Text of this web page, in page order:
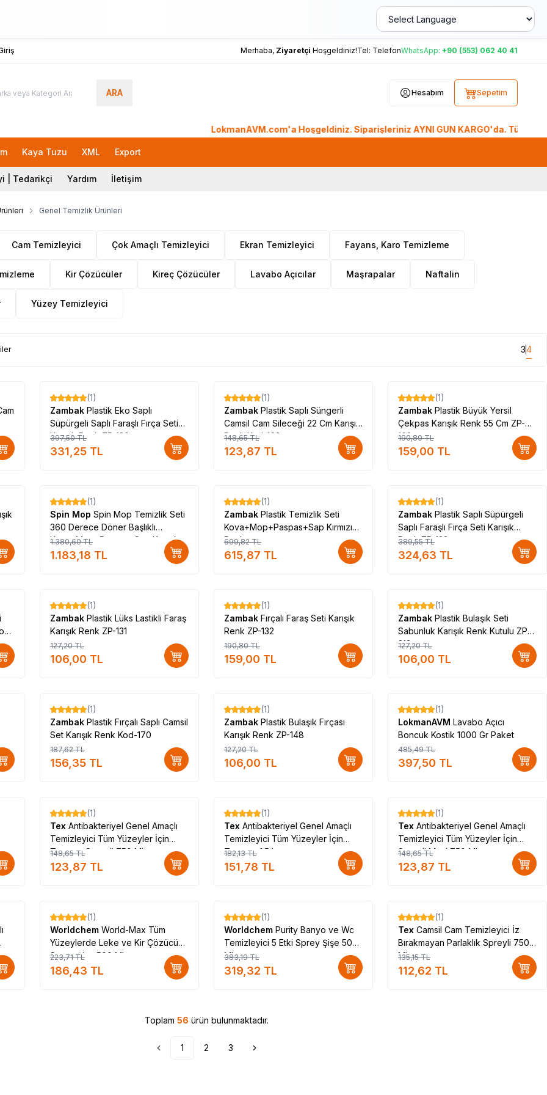
Merhaba, Ziyaretçi Hoşgeldiniz!Tel: TelefonWhatsApp: +90 (553) 062 40 41
ARA Hesabım Sepetim
LokmanAVM.com'a Hoşgeldiniz. Siparişleriniz AYNI GÜN KARGO'da. Tüm
Kaya Tuzu XML Export
| Tedarikçi Yardım İletişim
Genel Temizlik Ürünleri
Cam Temizleyici Çok Amaçlı Temizleyici Ekran Temizleyici Fayans, Karo Temizleme
Kir Çözücüler Kireç Çözücüler Lavabo Açıcılar Maşrapalar Naftalin
Yüzey Temizleyici
34
%17
(1)
Zambak Plastik Eko Saplı
Süpürgeli Saplı Faraşlı Fırça Seti
Karışık Renk ZP-139
397,50TL
331,25 TL
%17
(1)
Zambak Plastik Saplı Süngerli
Camsil Cam Sileceği 22 Cm Karışık
Renk Kod-168
148,65TL
123,87 TL
%17
(1)
Zambak Plastik Büyük Yersil
Çekpas Karışık Renk 55 Cm ZP-
163
190,80TL
159,00 TL
%14
(1)
Spin Mop Spin Mop Temizlik Seti
360 Derece Döner Başlıklı
Kova+Mop+Paspas+Sap Karışık
Renk
1.380,60TL
1.183,18 TL
%12
(1)
Zambak Plastik Temizlik Seti
Kova+Mop+Paspas+Sap Kırmızı
Renk
699,82TL
615,87 TL
%17
(1)
Zambak Plastik Saplı Süpürgeli
Saplı Faraşlı Fırça Seti Karışık
Renk ZP-128
389,55TL
324,63 TL
%17
(1)
Zambak Plastik Lüks Lastikli Faraş
Karışık Renk ZP-131
127,20TL
106,00 TL
%17
(1)
Zambak Fırçalı Faraş Seti Karışık
Renk ZP-132
190,80TL
159,00 TL
%17
(1)
Zambak Plastik Bulaşık Seti
Sabunluk Karışık Renk Kutulu ZP-
218
127,20TL
106,00 TL
%17
(1)
Zambak Plastik Fırçalı Saplı Camsil
Set Karışık Renk Kod-170
187,62TL
156,35 TL
%17
(1)
Zambak Plastik Bulaşık Fırçası
Karışık Renk ZP-148
127,20TL
106,00 TL
%18
(1)
LokmanAVM Lavabo Açıcı
Boncuk Kostik 1000 Gr Paket
485,49TL
397,50 TL
%17
(1)
Tex Antibakteriyel Genel Amaçlı
Temizleyici Tüm Yüzeyler İçin
Turuncu Spreyli 750 ML
148,65TL
123,87 TL
%17
(1)
Tex Antibakteriyel Genel Amaçlı
Temizleyici Tüm Yüzeyler İçin
Turuncu 1.5 Lt
182,13TL
151,78 TL
%17
(1)
Tex Antibakteriyel Genel Amaçlı
Temizleyici Tüm Yüzeyler İçin
Spreyli Mavi 750 ML
148,65TL
123,87 TL
%17
(1)
Worldchem World-Max Tüm
Yüzeylerde Leke ve Kir Çözücü
Sprey Şişe 500 ML
223,71TL
186,43 TL
%17
(1)
Worldchem Purity Banyo ve Wc
Temizleyici 5 Etki Sprey Şişe 500
ML
383,19TL
319,32 TL
%17
(1)
Tex Camsil Cam Temizleyici İz
Bırakmayan Parlaklık Spreyli 750
ML
135,15TL
112,62 TL
Toplam 56 ürün bulunmaktadır.
1 2 3